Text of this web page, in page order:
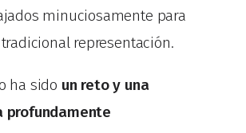
minuciosamente para
representación.
ha sido un reto y una
profundamente